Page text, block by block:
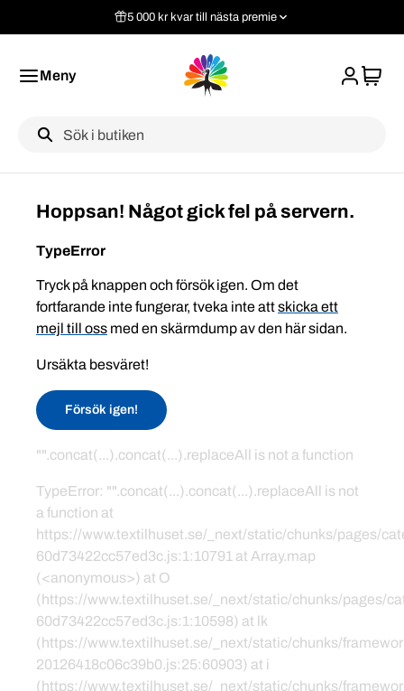
5 000 kr kvar till nästa premie
Meny
Label
Hoppsan! Något gick fel på servern.
TypeError
Tryck på knappen och försök igen. Om det
fortfarande inte fungerar, tveka inte attskicka ett
mejl till oss med en skärmdump av den här sidan.
Ursäkta besväret!
Försök igen!
"".concat(...).concat(...).replaceAll is not a function
TypeError: "".concat(...).concat(...).replaceAll is not
a function at
https://www.textilhuset.se/_next/static/chunks/pages/
60d73422cc57ed3c.js:1:10791 at Array.map
(<anonymous>) at O
(https://www.textilhuset.se/_next/static/chunks/pages/
60d73422cc57ed3c.js:1:10598) at lk
(https://www.textilhuset.se/_next/static/chunks/
20126418c06c39b0.js:25:60903) at i
(https://www.textilhuset.se/_next/static/chunks/